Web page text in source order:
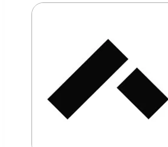
2018, ABM tích hợp với các giải pháp